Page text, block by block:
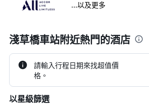
...以及更多
淺草橋車站附近熱門的酒店
請輸入行程日期來找超值價
格。
以星級篩選